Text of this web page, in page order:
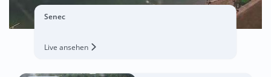
Senec
Live ansehen